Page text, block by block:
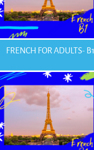
FRENCH FOR ADULTS- B1